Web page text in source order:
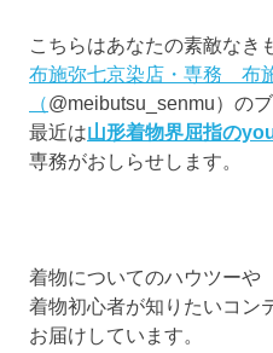
こちらはあなたの素敵なき
布施弥七京染店・専務
（@meibutsu_senmu）のブ
最近は山形着物界屈指の
専務がおしらせします。
着物についてのハウツーや
着物初心者が知りたいコン
お届けしています。